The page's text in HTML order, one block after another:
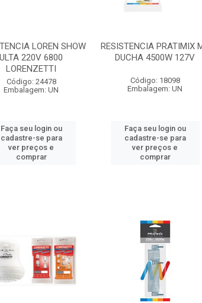
LOREN SHOW
ULTA 220V 6800
LORENZETTI
Código: 24478
Embalagem: UN
Faça seu login ou
cadastre-se para
ver preços e
comprar
RESISTENCIA PRATIMIX
DUCHA 4500W 127V
Código: 18098
Embalagem: UN
Faça seu login ou
cadastre-se para
ver preços e
comprar